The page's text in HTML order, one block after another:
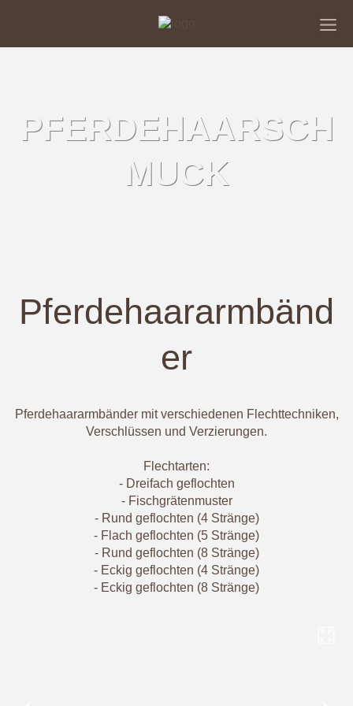
PFERDEHAARSCH
MUCK
Pferdehaararmbänd
er
Pferdehaararmbänder mit verschiedenen Flechttechniken,
Verschlüssen und Verzierungen.
Flechtarten:
- Dreifach geflochten
- Fischgrätenmuster
- Rund geflochten (4 Stränge)
- Flach geflochten (5 Stränge)
- Rund geflochten (8 Stränge)
- Eckig geflochten (4 Stränge)
- Eckig geflochten (8 Stränge)